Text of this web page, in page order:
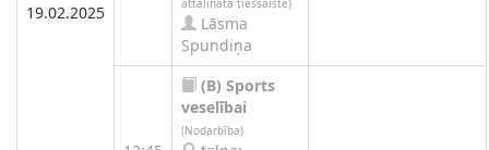
19.02.2025
attālinātā tiešsaiste)
Lāsma
Spundiņa
(B) Sports
veselībai
(Nodarbība)